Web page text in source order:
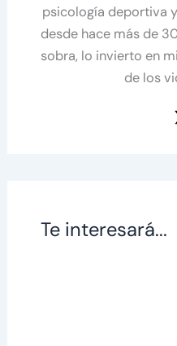
psicología deportiva
desde hace más de
sobra, lo invierto en
de los
Te interesará...